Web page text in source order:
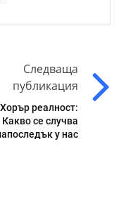
Следваща
публикация
Хорър реалност:
Какво се случва
у нас